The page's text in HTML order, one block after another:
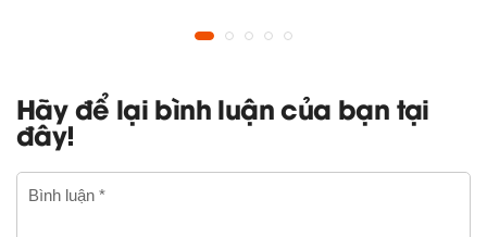
Hãy để lại bình luận của bạn tại
đây!